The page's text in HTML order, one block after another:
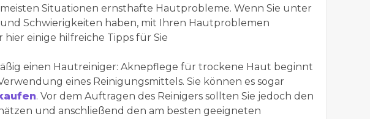
Situationen ernsthafte Hautprobleme. Wenn Sie unter
Schwierigkeiten haben, mit Ihren Hautproblemen
einige hilfreiche Tipps für Sie
einen Hautreiniger: Aknepflege für trockene Haut beginnt
eines Reinigungsmittels. Sie können es sogar
. Vor dem Auftragen des Reinigers sollten Sie jedoch den
und anschließend den am besten geeigneten